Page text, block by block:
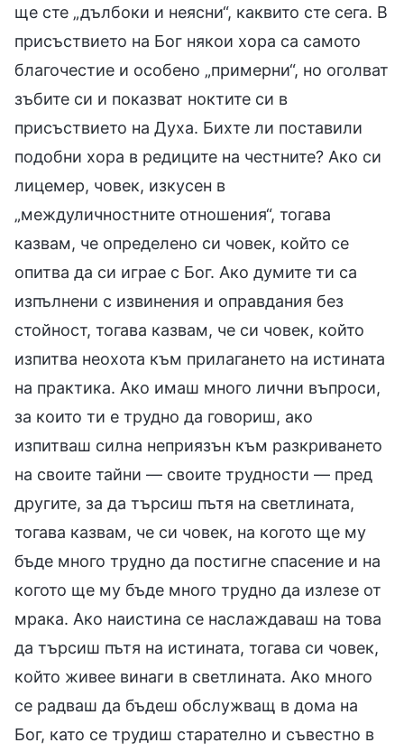
ще сте „дълбоки и неясни“, каквито сте сега. В
присъствието на Бог някои хора са самото
благочестие и особено „примерни“, но оголват
зъбите си и показват ноктите си в
присъствието на Духа. Бихте ли поставили
подобни хора в редиците на честните? Ако си
лицемер, човек, изкусен в
„междуличностните отношения“, тогава
казвам, че определено си човек, който се
опитва да си играе с Бог. Ако думите ти са
изпълнени с извинения и оправдания без
стойност, тогава казвам, че си човек, който
изпитва неохота към прилагането на истината
на практика. Ако имаш много лични въпроси,
за които ти е трудно да говориш, ако
изпитваш силна неприязън към разкриването
на своите тайни — своите трудности — пред
другите, за да търсиш пътя на светлината,
тогава казвам, че си човек, на когото ще му
бъде много трудно да постигне спасение и на
когото ще му бъде много трудно да излезе от
мрака. Ако наистина се наслаждаваш на това
да търсиш пътя на истината, тогава си човек,
който живее винаги в светлината. Ако много
се радваш да бъдеш обслужващ в дома на
Бог, като се трудиш старателно и съвестно в